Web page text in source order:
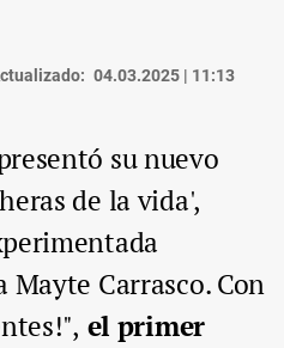
04.03.2025 | 11:13
su nuevo
de la vida',
Carrasco. Con
el primer